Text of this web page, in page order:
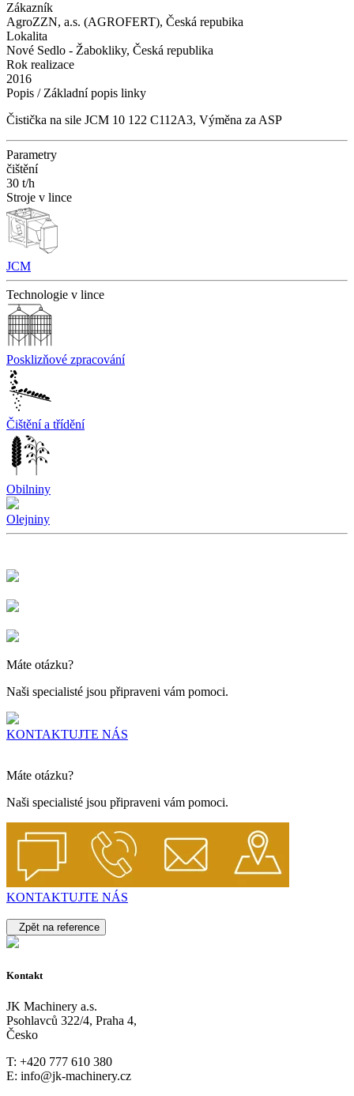
Zákazník
AgroZZN, a.s. (AGROFERT), Česká repubika
Lokalita
Nové Sedlo - Žabokliky, Česká republika
Rok realizace
2016
Popis / Základní popis linky
Čistička na sile JCM 10 122 C112A3, Výměna za ASP
Parametry
čištění
30 t/h
Stroje v lince
JCM
Technologie v lince
Posklizňové zpracování
Čištění a třídění
Obilniny
Olejniny
Máte otázku?
Naši specialisté jsou připraveni vám pomoci.
KONTAKTUJTE NÁS
Máte otázku?
Naši specialisté jsou připraveni vám pomoci.
KONTAKTUJTE NÁS
Zpět na reference
Kontakt
JK Machinery a.s.
Psohlavců 322/4, Praha 4,
Česko
T: +420 777 610 380
E: info@jk-machinery.cz